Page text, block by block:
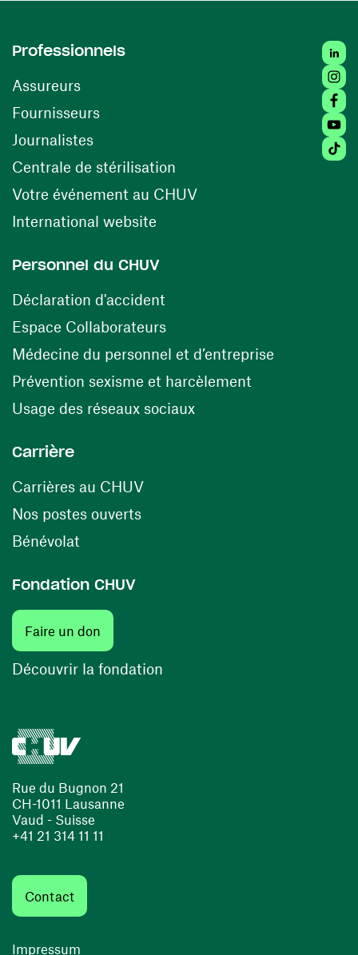
Rue du Bugnon 21
CH-1011 Lausanne
Vaud - Suisse
+41 21 314 11 11
Contact
Impressum
Professionnels
Assureurs
Fournisseurs(opens in a new window)
Journalistes
Centrale de stérilisation (opens in a new window)
Votre événement au CHUV(opens in a new
International website
Personnel du CHUV
Déclaration d'accident
Espace Collaborateurs(opens in a new window)
Médecine du personnel et d’entreprise
Prévention sexisme et harcèlement
Usage des réseaux sociaux(opens in a new
Carrière
Carrières au CHUV(opens in a new window)
Nos postes ouverts(opens in a new window)
Bénévolat
Fondation CHUV
Faire un don
Découvrir la fondation